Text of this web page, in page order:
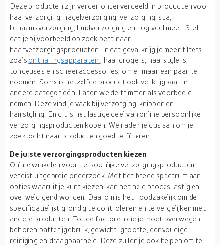
Deze producten zijn verder onderverdeeld in producten voor
haarverzorging, nagelverzorging, verzorging, spa,
lichaamsverzorging, huidverzorging en nog veel meer. Stel
dat je bijvoorbeeld op zoek bent naar
haarverzorgingsproducten. In dat geval krijg je meer filters
zoals ontharingsapparaten
, haardrogers, haarstylers,
tondeuses en scheeraccessoires, om er maar een paar te
noemen. Soms is hetzelfde product ook verkrijgbaar in
andere categorieën. Laten we de trimmer als voorbeeld
nemen. Deze vind je vaak bij verzorging, knippen en
hairstyling. En dit is het lastige deel van online persoonlijke
verzorgingsproducten kopen. We raden je dus aan om je
zoektocht naar producten goed te filteren.
De juiste verzorgingsproducten kiezen
Online winkelen voor persoonlijke verzorgingsproducten
vereist uitgebreid onderzoek. Met het brede spectrum aan
opties waaruit je kunt kiezen, kan het hele proces lastig en
overweldigend worden. Daarom is het noodzakelijk om de
specificatielijst grondig te controleren en te vergelijken met
andere producten. Tot de factoren die je moet overwegen
behoren batterijgebruik, gewicht, grootte, eenvoudige
reiniging en draagbaarheid. Deze zullen je ook helpen om te